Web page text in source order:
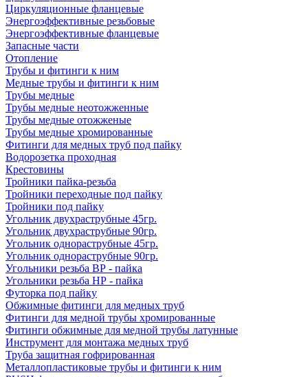
Циркуляционные фланцевые
Энергоэффективные резьбовые
Энергоэффективные фланцевые
Запасные части
Отопление
Трубы и фитинги к ним
Медные трубы и фитинги к ним
Трубы медные
Трубы медные неотожженные
Трубы медные отожженые
Трубы медные хромированные
Фитинги для медных труб под пайку
Водорозетка проходная
Крестовины
Тройники пайка-резьба
Тройники переходные под пайку
Тройники под пайку
Угольник двухраструбные 45гр.
Угольник двухраструбные 90гр.
Угольник однораструбные 45гр.
Угольник однораструбные 90гр.
Угольники резьба ВР - пайка
Угольники резьба НР - пайка
Футорка под пайку
Обжимные фитинги для медных труб
Фитинги для медной трубы хромированные
Фитинги обжимные для медной трубы латунные
Инструмент для монтажа медных труб
Труба защитная гофрированная
Металлопластиковые трубы и фитинги к ним